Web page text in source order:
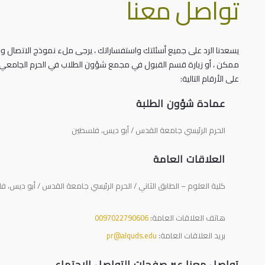
تواصل معنا
يسعدنا الرد على جميع أسئلتك واستفساراتك ، يرجى ملء نموذج
ممكن ، أو زيارة قسم القبول في مجمع شؤون الطلاب في الحرم الجامعي
على الأرقام التالية:
عمادة شؤون الطلبة
الحرم الرئيسي جامعة القدس / أبو ديس، فلسطين
العلاقات العامة
كلية العلوم – الطابق الثاني / الحرم الرئيسي جامعة القدس / أبو ديس،
هاتف العلاقات العامة:0097022790606
بريد العلاقات العامة: pr@alquds.edu